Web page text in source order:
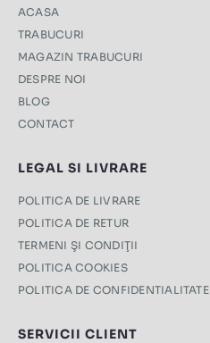
ACASA
TRABUCURI
MAGAZIN TRABUCURI
DESPRE NOI
BLOG
CONTACT
LEGAL SI LIVRARE
POLITICA DE LIVRARE
POLITICA DE RETUR
TERMENI ŞI CONDIŢII
POLITICA COOKIES
POLITICA DE CONFIDENTIALITATE
SERVICII CLIENT